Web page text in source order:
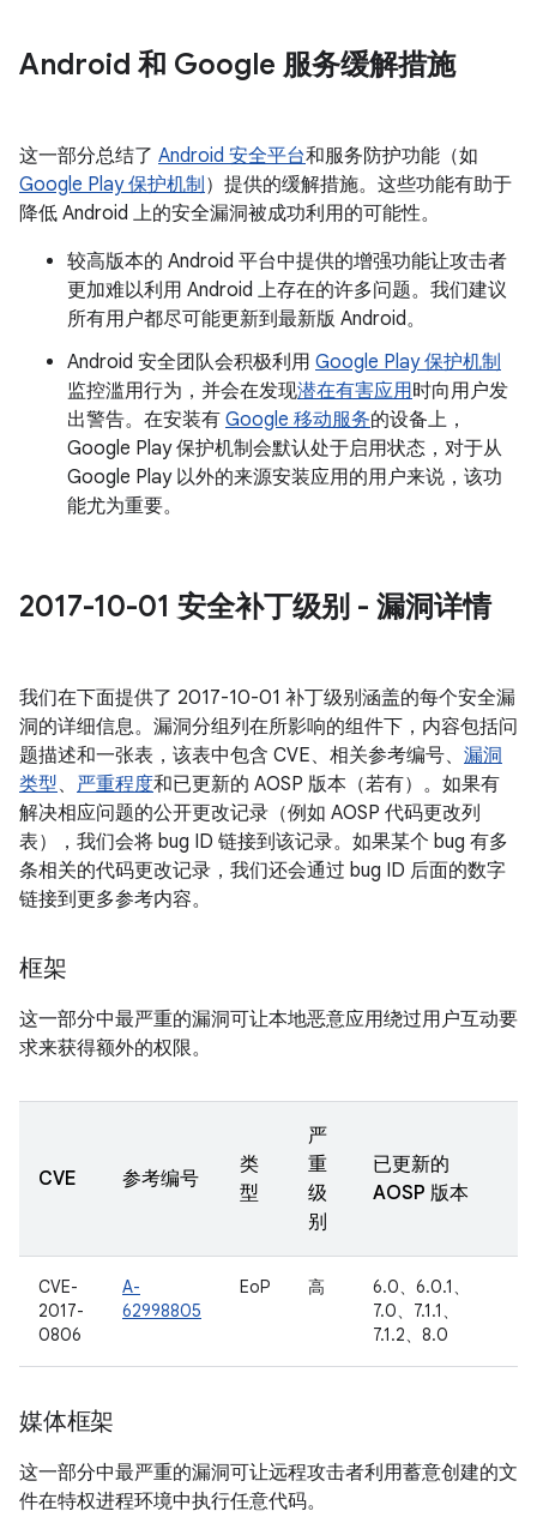
Android 和 Google 服务缓解措施
这一部分总结了 Android 安全平台和服务防护功能（如
Google Play 保护机制 ）提供的缓解措施。这些功能有助于
降低 Android 上的安全漏洞被成功利用的可能性。
较高版本的 Android 平台中提供的增强功能让攻击者
更加难以利用 Android 上存在的许多问题。我们建议
所有用户都尽可能更新到最新版 Android。
Android 安全团队会积极利用 Google Play 保护机制
监控滥用行为，并会在发现潜在有害应用时向用户发
出警告。在安装有 Google 移动服务的设备上，
Google Play 保护机制会默认处于启用状态，对于从
Google Play 以外的来源安装应用的用户来说，该功
能尤为重要。
2017-10-01 安全补丁级别 - 漏洞详情
我们在下面提供了 2017-10-01 补丁级别涵盖的每个安全漏
洞的详细信息。漏洞分组列在所影响的组件下，内容包括问
题描述和一张表，该表中包含 CVE、相关参考编号、 漏洞
类型、 严重程度和已更新的 AOSP 版本（若有）。如果有
解决相应问题的公开更改记录（例如 AOSP 代码更改列
表），我们会将 bug ID 链接到该记录。如果某个 bug 有多
条相关的代码更改记录，我们还会通过 bug ID 后面的数字
链接到更多参考内容。
框架
这一部分中最严重的漏洞可让本地恶意应用绕过用户互动要
求来获得额外的权限。
CVE 参考编号
类
型
严
重
级
别
已更新的
AOSP 版本
CVE-
2017-
0806
A-
62998805
EoP 高
6.0、6.0.1、
7.0、7.1.1、
7.1.2、8.0
媒体框架
这一部分中最严重的漏洞可让远程攻击者利用蓄意创建的文
件在特权进程环境中执行任意代码。